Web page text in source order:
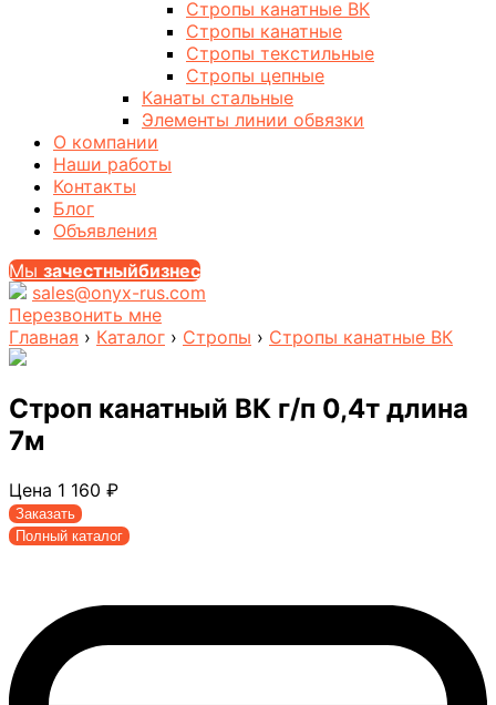
Стропы канатные ВК
Стропы канатные
Стропы текстильные
Стропы цепные
Канаты стальные
Элементы линии обвязки
О компании
Наши работы
Контакты
Блог
Объявления
Мы зачестныйбизнес
sales@onyx-rus.com
Перезвонить мне
Главная › Каталог › Стропы › Стропы канатные ВК
Строп канатный ВК г/п 0,4т длина
7м
Цена 1 160 ₽
Заказать
Полный каталог